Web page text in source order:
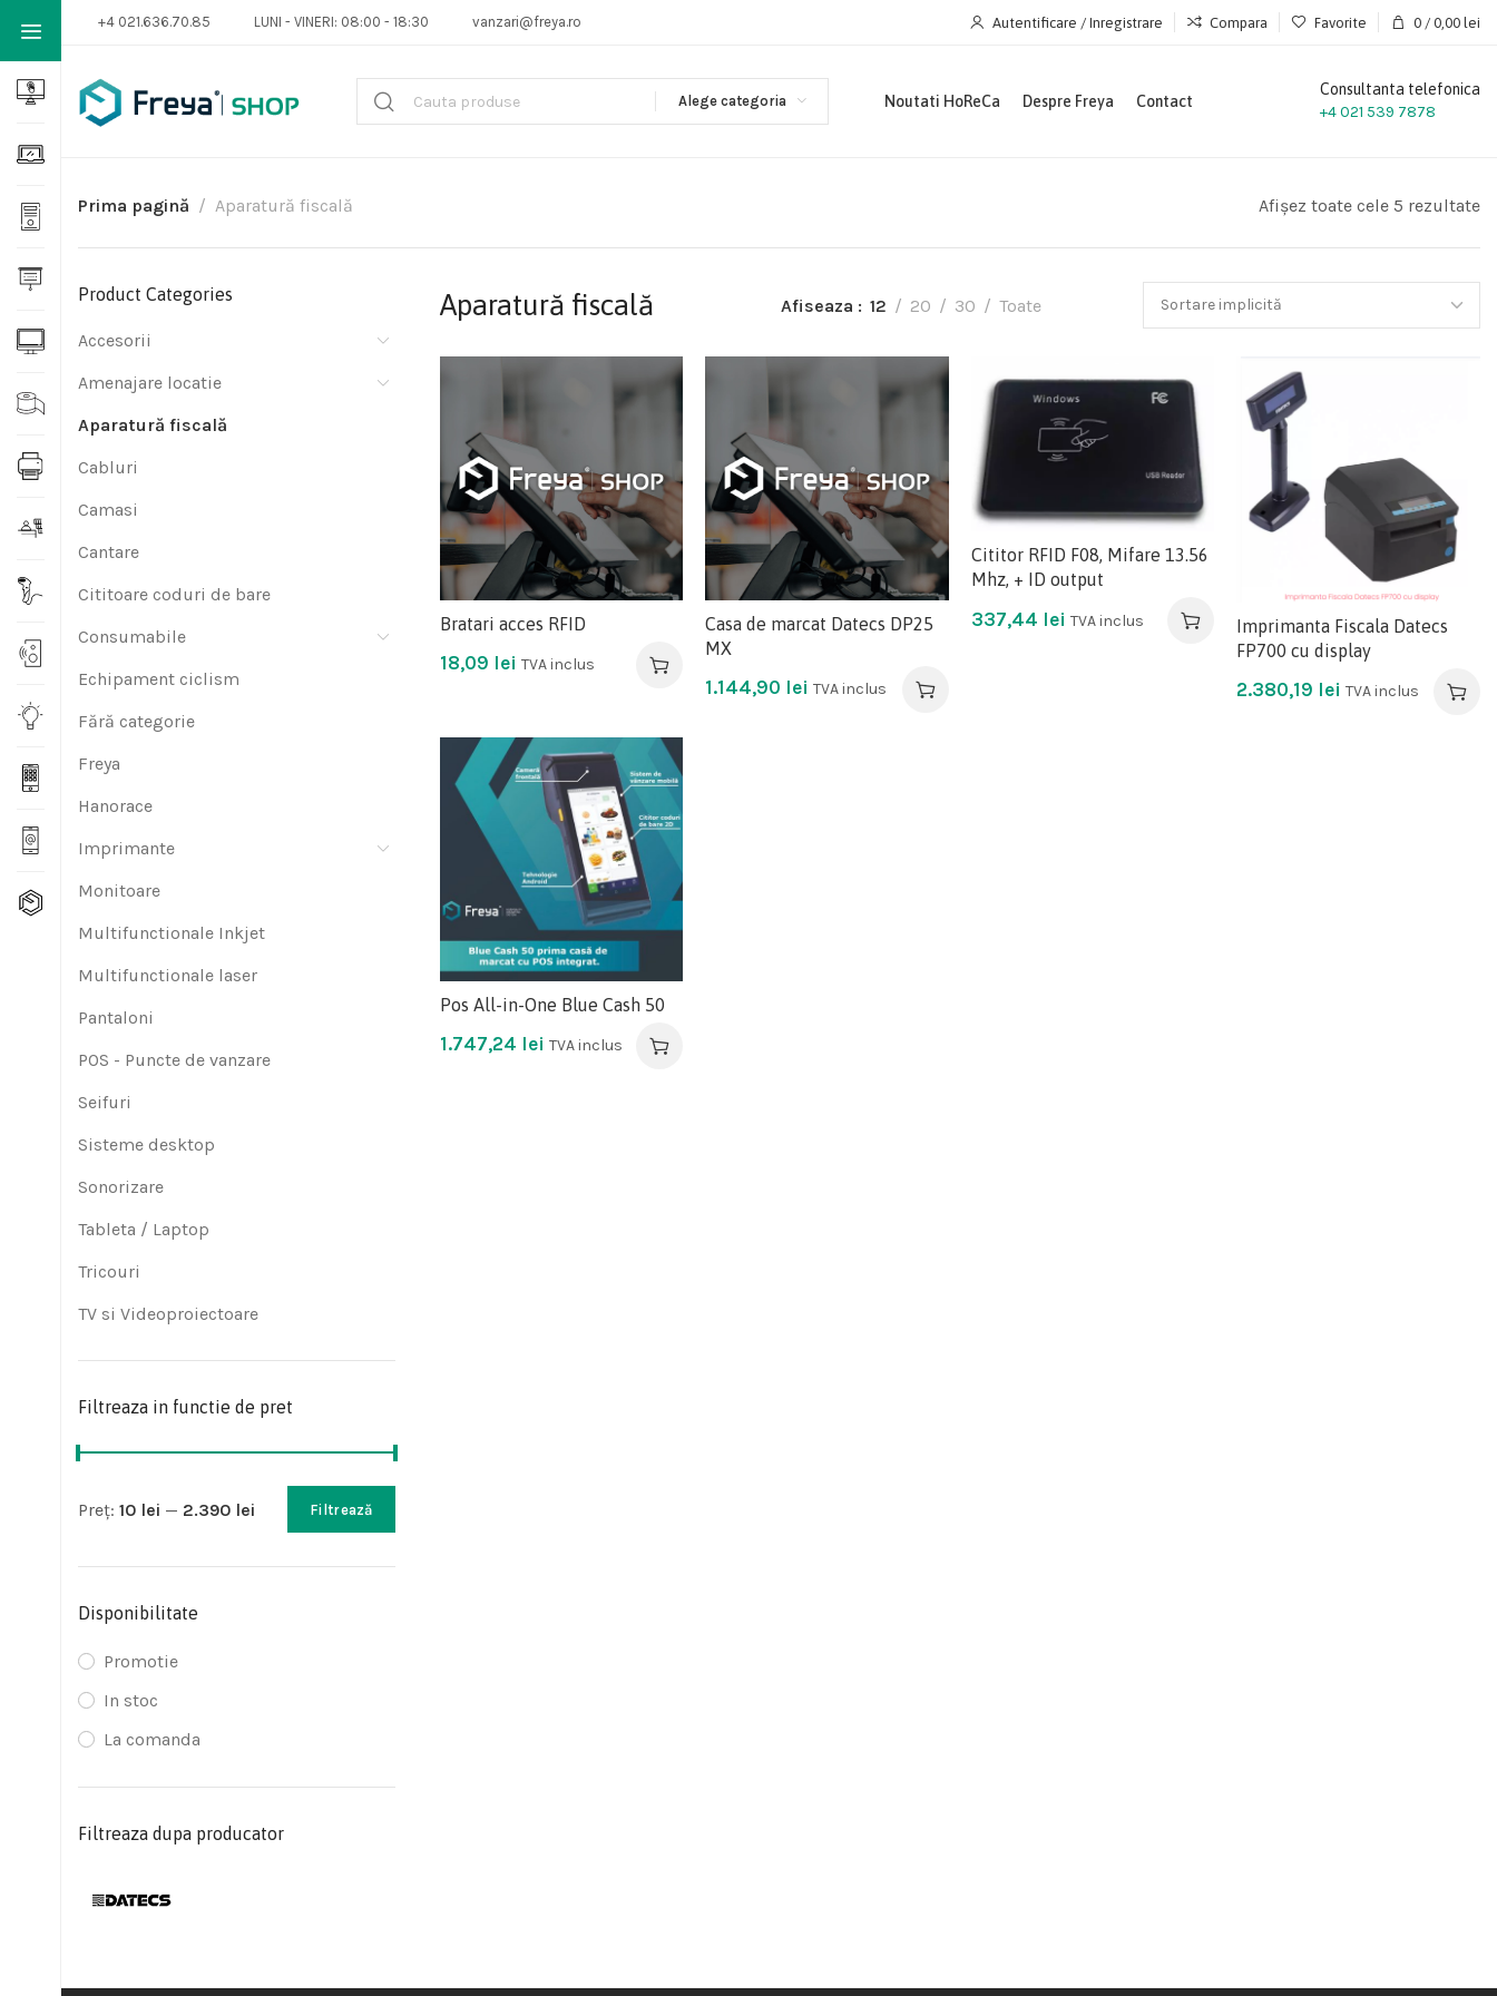
+4 021.636.70.85 LUNI - VINERI: 08:00 - 18:30 vanzari@freya.ro Autentificare / Inregistrare Compara Favorite 0 / 0,00 lei
Alege categoria Noutati HoReCa Despre Freya Contact
Consultanta telefonica
+4 021 539 7878
Prima pagină Aparatură fiscală Afișez toate cele 5 rezultate
Product Categories
Accesorii
Amenajare locatie
Aparatură fiscală
Cabluri
Camasi
Cantare
Cititoare coduri de bare
Consumabile
Echipament ciclism
Fără categorie
Freya
Hanorace
Imprimante
Monitoare
Multifunctionale Inkjet
Multifunctionale laser
Pantaloni
POS - Puncte de vanzare
Seifuri
Sisteme desktop
Sonorizare
Tableta / Laptop
Tricouri
TV si Videoproiectoare
Filtreaza in functie de pret
Filtrează
Preț: 10 lei — 2.390 lei
Disponibilitate
Promotie
In stoc
La comanda
Filtreaza dupa producator
Aparatură fiscală Afiseaza 12 20 30 Toate
Bratari acces RFID
18,09 lei TVA inclus
Casa de marcat Datecs DP25
MX
1.144,90 lei TVA inclus
Cititor RFID F08, Mifare 13.56
Mhz, + ID output
337,44 lei TVA inclus
Imprimanta Fiscala Datecs
FP700 cu display
2.380,19 lei TVA inclus
Pos All-in-One Blue Cash 50
1.747,24 lei TVA inclus